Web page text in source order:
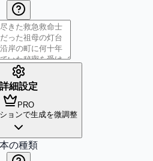
詳細設定
PRO
ョンで生成を微調整
本の種類